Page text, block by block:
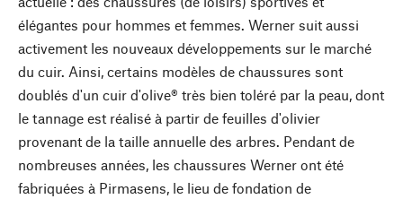
élégantes pour hommes et femmes. Werner suit aussi
activement les nouveaux développements sur le marché
du cuir. Ainsi, certains modèles de chaussures sont
doublés d'un cuir d'olive® très bien toléré par la peau, dont
le tannage est réalisé à partir de feuilles d'olivier
provenant de la taille annuelle des arbres. Pendant de
nombreuses années, les chaussures Werner ont été
fabriquées à Pirmasens, le lieu de fondation de